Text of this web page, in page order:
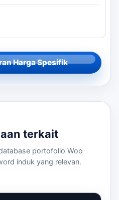
Harga Spesifik
terkait
portofolio Woo
induk yang relevan.